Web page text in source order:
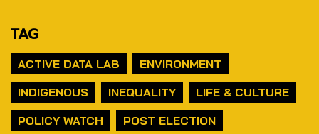
TAG
ACTIVE DATA LAB
ENVIRONMENT
INDIGENOUS
INEQUALITY
LIFE & CULTURE
POLICY WATCH
POST ELECTION